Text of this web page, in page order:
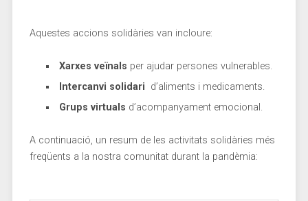
Aquestes accions solidàries ​van incloure:
Xarxes veïnals per⁤ ajudar persones vulnerables.
Intercanvi solidari ⁣ d’aliments i medicaments.
Grups​ virtuals d’acompanyament emocional.
A continuació, ⁣un resum de les activitats solidàries més
freqüents a⁣ la nostra comunitat durant la pandèmia: